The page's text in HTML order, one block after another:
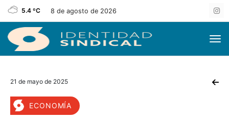
5.4 ºC 8 de agosto de 2026
21 de mayo de 2025
ECONOMÍA